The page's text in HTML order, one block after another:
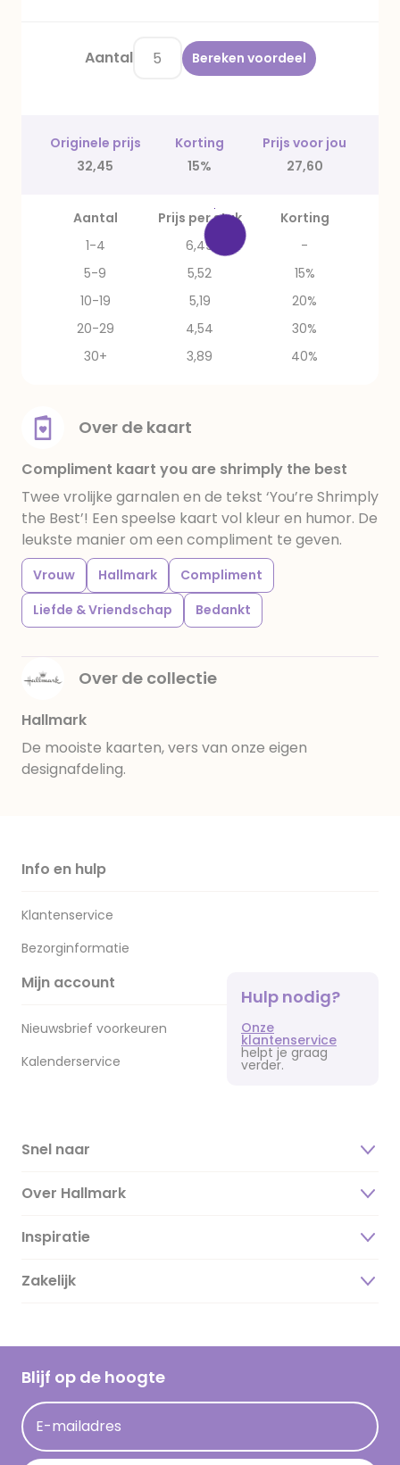
Aantal Bereken voordeel
Originele prijs Korting
Prijs voor jou
32,45
15% 27,60
Aantal Prijs per stuk
Korting
1-4
6,49
-
5-9
5,52
15%
10-19
5,19
20%
20-29
4,54
30%
30+
3,89 40%
Over de kaart
Compliment kaart you are shrimply the best
Twee vrolijke garnalen en de tekst ‘You’re Shrimply
the Best’! Een speelse kaart vol kleur en humor. De
leukste manier om een compliment te geven.
Vrouw Hallmark
Compliment
Liefde & Vriendschap
Bedankt
Over de collectie
Hallmark
De mooiste kaarten, vers van onze eigen
designafdeling.
Info en hulp
Klantenservice
Bezorginformatie
Mijn account
Nieuwsbrief voorkeuren
Kalenderservice
Hulp nodig?
Onze
klantenservice
helpt je graag
verder.
Snel naar
Over Hallmark
Over ons
Duurzaamheid
Hallmark Kaartclub
Acties
Persberichten
Inspiratie
Magazine
Cadeau inspiratie
Kaartinspiratie
Zakelijk
Blijf op de hoogte
E-mailadres